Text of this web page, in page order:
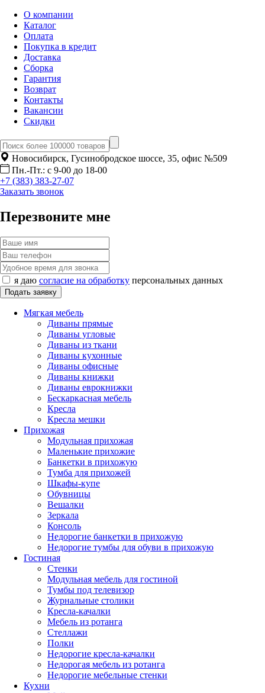
О компании
Каталог
Оплата
Покупка в кредит
Доставка
Сборка
Гарантия
Возврат
Контакты
Вакансии
Скидки
Новосибирск, Гусинобродское шоссе, 35, офис №509
Пн.-Пт.: с 9-00 до 18-00
+7 (383) 383-27-07
Заказать звонок
Перезвоните мне
я даю согласие на обработку персональных данных
Мягкая мебель
Диваны прямые
Диваны угловые
Диваны из ткани
Диваны кухонные
Диваны офисные
Диваны книжки
Диваны еврокнижки
Бескаркасная мебель
Кресла
Кресла мешки
Прихожая
Модульная прихожая
Маленькие прихожие
Банкетки в прихожую
Тумба для прихожей
Шкафы-купе
Обувницы
Вешалки
Зеркала
Консоль
Недорогие банкетки в прихожую
Недорогие тумбы для обуви в прихожую
Гостиная
Стенки
Модульная мебель для гостиной
Тумбы под телевизор
Журнальные столики
Кресла-качалки
Мебель из ротанга
Стеллажи
Полки
Недорогие кресла-качалки
Недорогая мебель из ротанга
Недорогие мебельные стенки
Кухни